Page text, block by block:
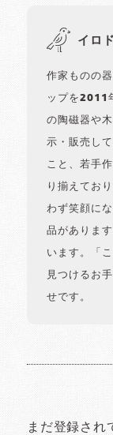
イロ
作家ものの
ップを2011
の陶磁器や
示・販売し
こと、若手
り揃えてお
わず笑顔に
品がありま
います。「
見つけるお
せです。
まだ登録され